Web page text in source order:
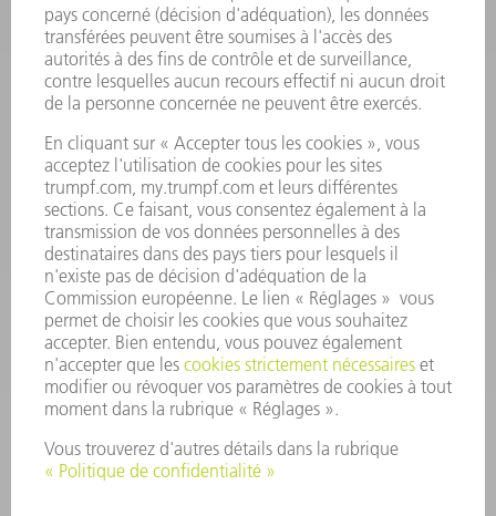
Foire aux questions
Termes et conditions
CONTACT
Outillages
01 48 17 37 73
Lun - Jeu 08:00h - 16:30h
Ven 08:00h - 12:30h
outillages@fr.TRUMPF.com
CONTACT
Pièces Détachées
01 48 17 37 57
Lun – Ven 8:30h - 17:30h
pieces.detachees@trumpf.com